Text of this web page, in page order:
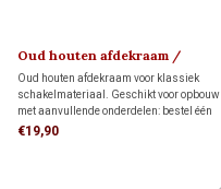
Oud houten afdekraam /
montageplaat 1910
Oud houten afdekraam voor klassiek
schakelmateriaal. Geschikt voor opbouw
met aanvullende onderdelen: bestel één
montagering voor directe wandmontage of
€19,90